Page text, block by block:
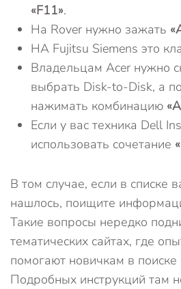
«F11».
На Rover нужно зажать
НА Fujitsu Siemens это
Владельцам Acer нужно
выбрать Disk-to-Disk, а
нажимать комбинацию
Если у вас техника Dell
использовать сочетание
В том случае, если в списке
нашлось, поищите
Такие вопросы нередко
тематических сайтах, где
помогают новичкам в
Подробных инструкций там